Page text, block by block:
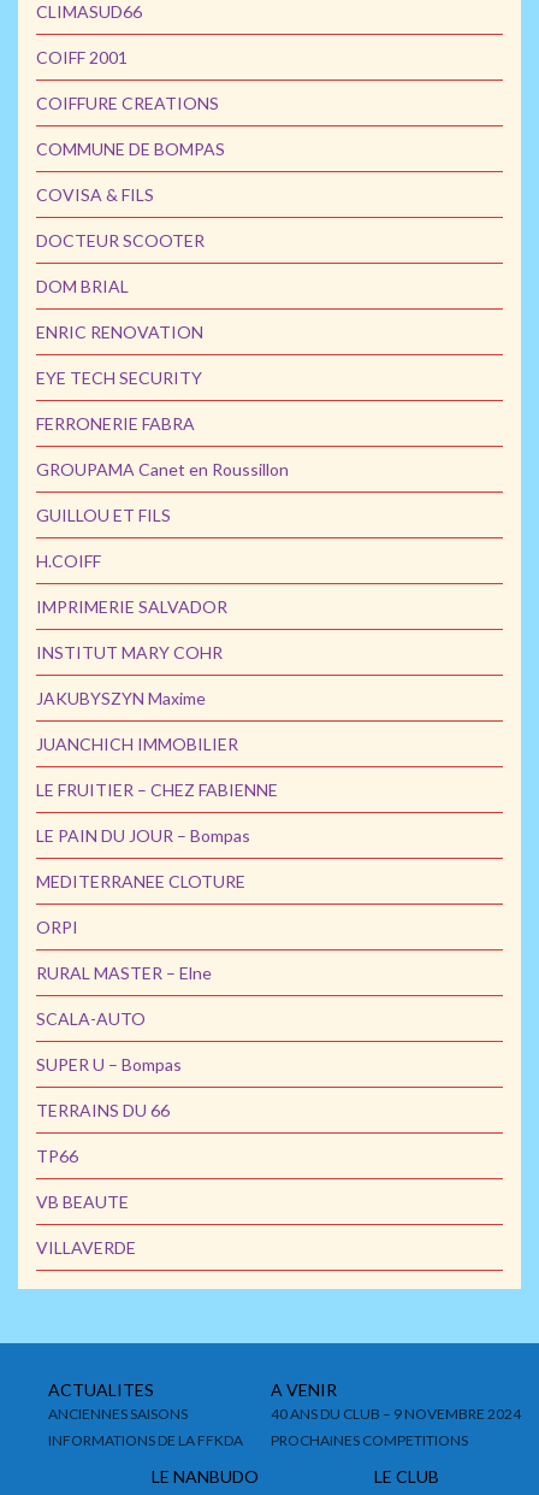
CLIMASUD66
COIFF 2001
COIFFURE CREATIONS
COMMUNE DE BOMPAS
COVISA & FILS
DOCTEUR SCOOTER
DOM BRIAL
ENRIC RENOVATION
EYE TECH SECURITY
FERRONERIE FABRA
GROUPAMA Canet en Roussillon
GUILLOU ET FILS
H.COIFF
IMPRIMERIE SALVADOR
INSTITUT MARY COHR
JAKUBYSZYN Maxime
JUANCHICH IMMOBILIER
LE FRUITIER – CHEZ FABIENNE
LE PAIN DU JOUR – Bompas
MEDITERRANEE CLOTURE
ORPI
RURAL MASTER – Elne
SCALA-AUTO
SUPER U – Bompas
TERRAINS DU 66
TP66
VB BEAUTE
VILLAVERDE
ACTUALITES
ANCIENNES SAISONS
INFORMATIONS DE LA FFKDA
A VENIR
40 ANS DU CLUB – 9 NOVEMBRE 2024
PROCHAINES COMPETITIONS
LE NANBUDO LE CLUB